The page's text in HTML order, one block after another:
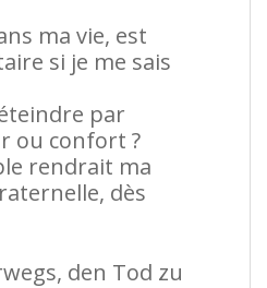
ma vie, est
si je me sais
par
ou confort ?
rendrait ma
dès
den Tod zu